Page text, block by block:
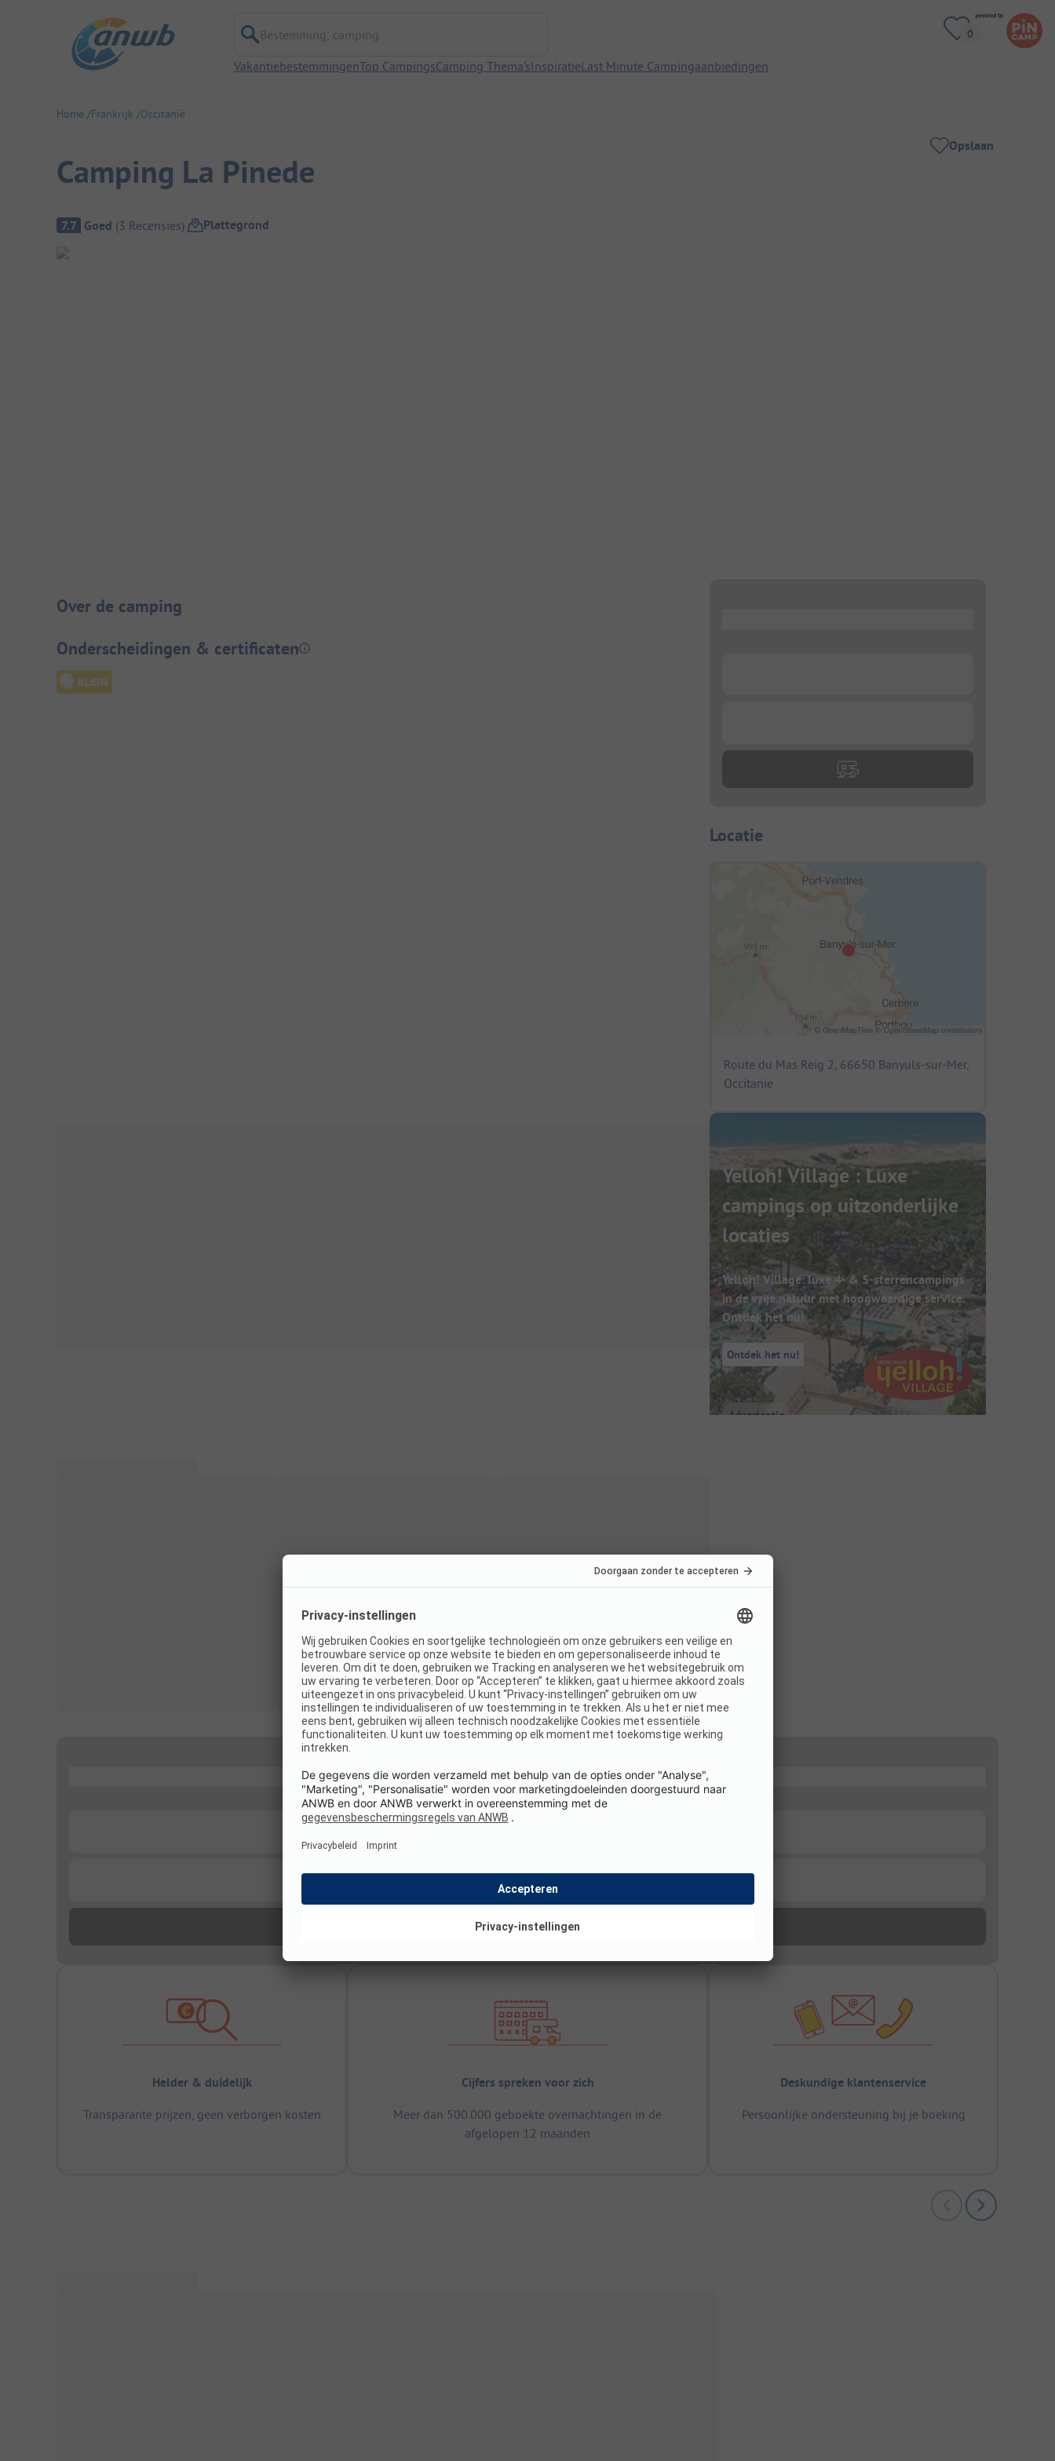
Bestemming, camping
VakantiebestemmingenTop CampingsCamping Thema'sInspiratieLast Minute Campingaanbiedingen
Home Frankrijk Occitanië
Camping La Pinede
Opslaan
Camping overzicht
7.7 Goed (3 Recensies) Plattegrond
Camping introductie
Over de camping
Onderscheidingen & certificaten
Locatie
Route du Mas Reig 2, 66650 Banyuls-sur-Mer,
Occitanie
Yelloh! Village : Luxe
campings op uitzonderlijke
locaties
Yelloh! Village: luxe 4- & 5-sterrencampings
in de vrije natuur met hoogwaardige service.
Ontdek het nu!
Ontdek het nu!
Helder & duidelijk
Transparante prijzen, geen verborgen kosten
Cijfers spreken voor zich
Meer dan 500.000 geboekte overnachtingen in de
afgelopen 12 maanden
Deskundige klantenservice
Persoonlijke ondersteuning bij je boeking